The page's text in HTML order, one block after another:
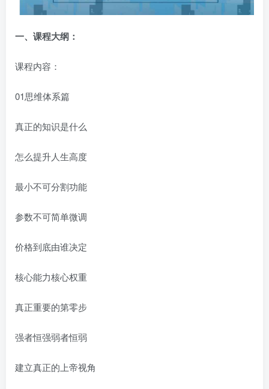
一、 课程大纲：
课程内容：
01思维体系篇
真正的知识是什么
怎么提升人生高度
最小不可分割功能
参数不可简单微调
价格到底由谁决定
核心能力核心权重
真正重要的第零步
强者恒强弱者恒弱
建立真正的上帝视角